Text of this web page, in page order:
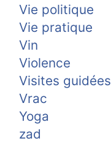
Vie politique
Vie pratique
Vin
Violence
Visites guidées
Vrac
Yoga
zad